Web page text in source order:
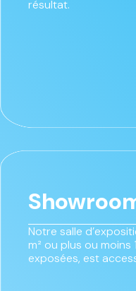
résultat.
Notre salle
m² ou plus ou
exposées, est